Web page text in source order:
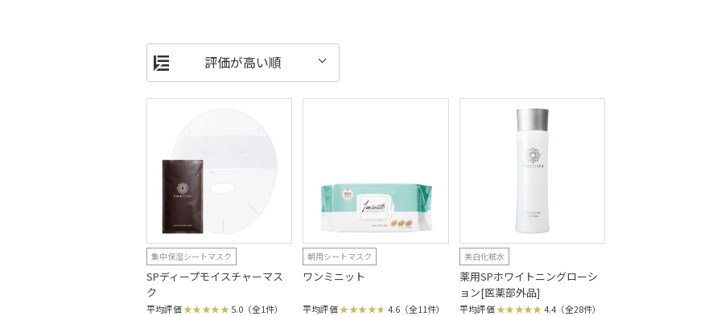
集中保湿シートマスク
SPディープモイスチャーマス
ク
平均評価 5.0（全1件）
朝用シートマスク
ワンミニット
平均評価 4.6（全11件）
美白化粧水
薬用SPホワイトニングローシ
ョン[医薬部外品]
平均評価 4.4（全28件）